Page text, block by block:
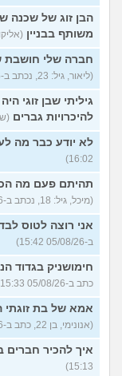
הבן זוג של שכנה
משותף בבניין (אליקו, בן 34, כתב
חברה שלי חושבת
(ליאור, גיל: 23, נכתב ב-05/08/26 16:22)
גיליתי שבן זוגי
להיכרויות גברים
לא יודע כבר מה
16:02)
תהיתם פעם מה
(מיכל, גיל: 18, נכתב ב-05/08/26 15:51)
אני רוצה לטוס
ב-05/08/26 15:42)
חימושניק בגדוד
כתב ב-05/08/26 15:33)
אמא של בת זוגתי
(אנונימי, בן 22, כתב ב-05/08/26 15:22)
איך להכיר חברים
15:13)